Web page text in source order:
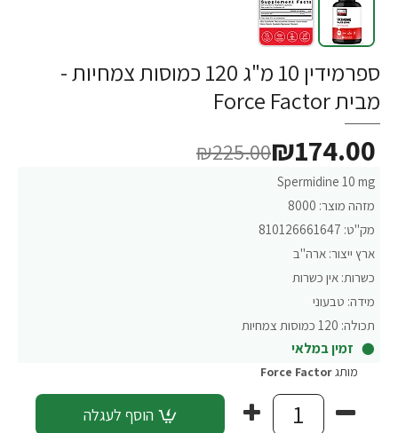
-23%
ספרמידין 10 מ"ג 120 כמוסות צמחיות -
מבית Force Factor
Spermidine 10 mg
מזהה מוצר: 8000
מק"ט: 810126661647
ארץ ייצור: ארה"ב
כשרות: אין כשרות
מידה: טבעוני
תכולה: 120 כמוסות צמחיות
זמין במלאי
₪174.00
₪225.00
מותגForce Factor‏
הוסף לעגלה